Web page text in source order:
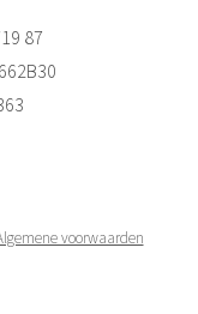
87
voorwaarden